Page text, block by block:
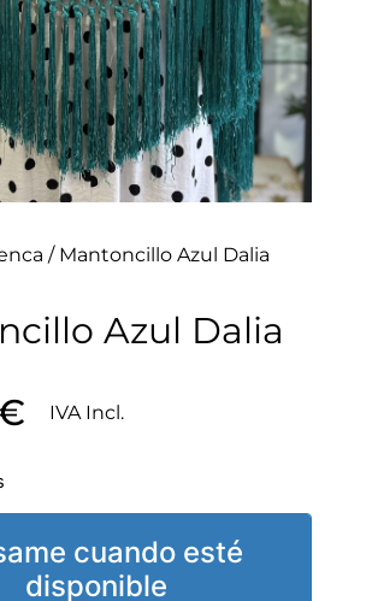
/ Mantoncillo Azul Dalia
Azul Dalia
IVA Incl.
cuando esté
disponible